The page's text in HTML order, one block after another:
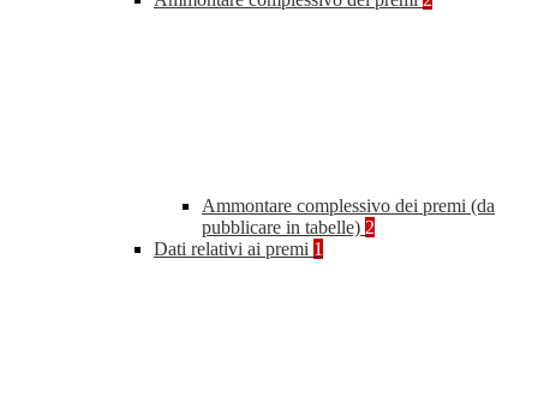
Ammontare complessivo dei premi (da
pubblicare in tabelle) 2
Dati relativi ai premi 1